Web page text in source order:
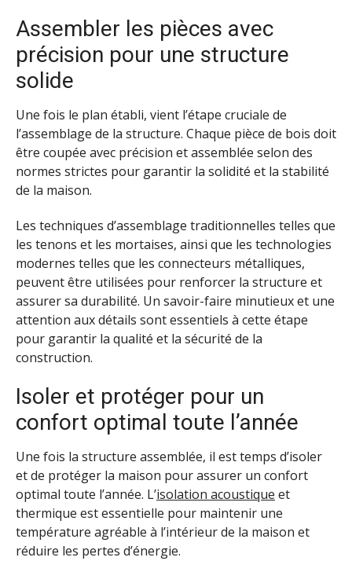
Assembler les pièces avec
précision pour une structure
solide
Une fois le plan établi, vient l’étape cruciale de
l’assemblage de la structure. Chaque pièce de bois doit
être coupée avec précision et assemblée selon des
normes strictes pour garantir la solidité et la stabilité
de la maison.
Les techniques d’assemblage traditionnelles telles que
les tenons et les mortaises, ainsi que les technologies
modernes telles que les connecteurs métalliques,
peuvent être utilisées pour renforcer la structure et
assurer sa durabilité. Un savoir-faire minutieux et une
attention aux détails sont essentiels à cette étape
pour garantir la qualité et la sécurité de la
construction.
Isoler et protéger pour un
confort optimal toute l’année
Une fois la structure assemblée, il est temps d’isoler
et de protéger la maison pour assurer un confort
optimal toute l’année. L’isolation acoustique et
thermique est essentielle pour maintenir une
température agréable à l’intérieur de la maison et
réduire les pertes d’énergie.